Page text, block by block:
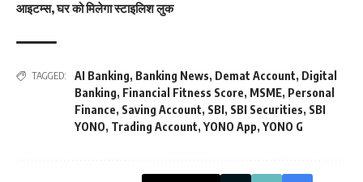
आइटम्स, घर को मिलेगा स्टाइलिश लुक
TAGGED: AI Banking, Banking News, Demat Account, Digital
Banking, Financial Fitness Score, MSME, Personal
Finance, Saving Account, SBI, SBI Securities, SBI
YONO, Trading Account, YONO App, YONO G